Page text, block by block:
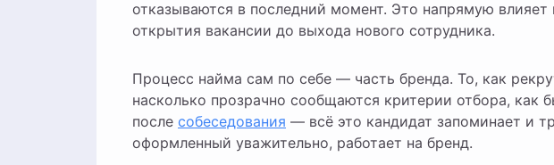
отказываются в последний момент. Это напрямую влияет
открытия вакансии до выхода нового сотрудника.
Процесс найма сам по себе — часть бренда. То, как
насколько прозрачно сообщаются критерии отбора, как
после собеседования — всё это кандидат запоминает и
оформленный уважительно, работает на бренд.